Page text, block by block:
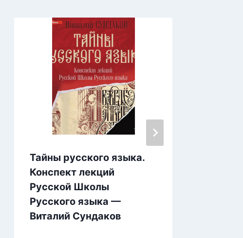
Тайны русского языка.
Конспект лекций
Русской Школы
Русского языка —
Виталий Сундаков